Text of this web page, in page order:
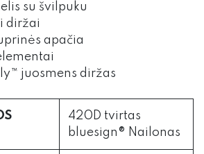
su švilpuku
diržai
apačia
juosmens diržas
420D tvirtas
bluesign® Nailonas